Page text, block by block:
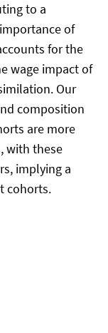
to a
of
for the
wage impact of
Our
composition
are more
with these
implying a
cohorts.